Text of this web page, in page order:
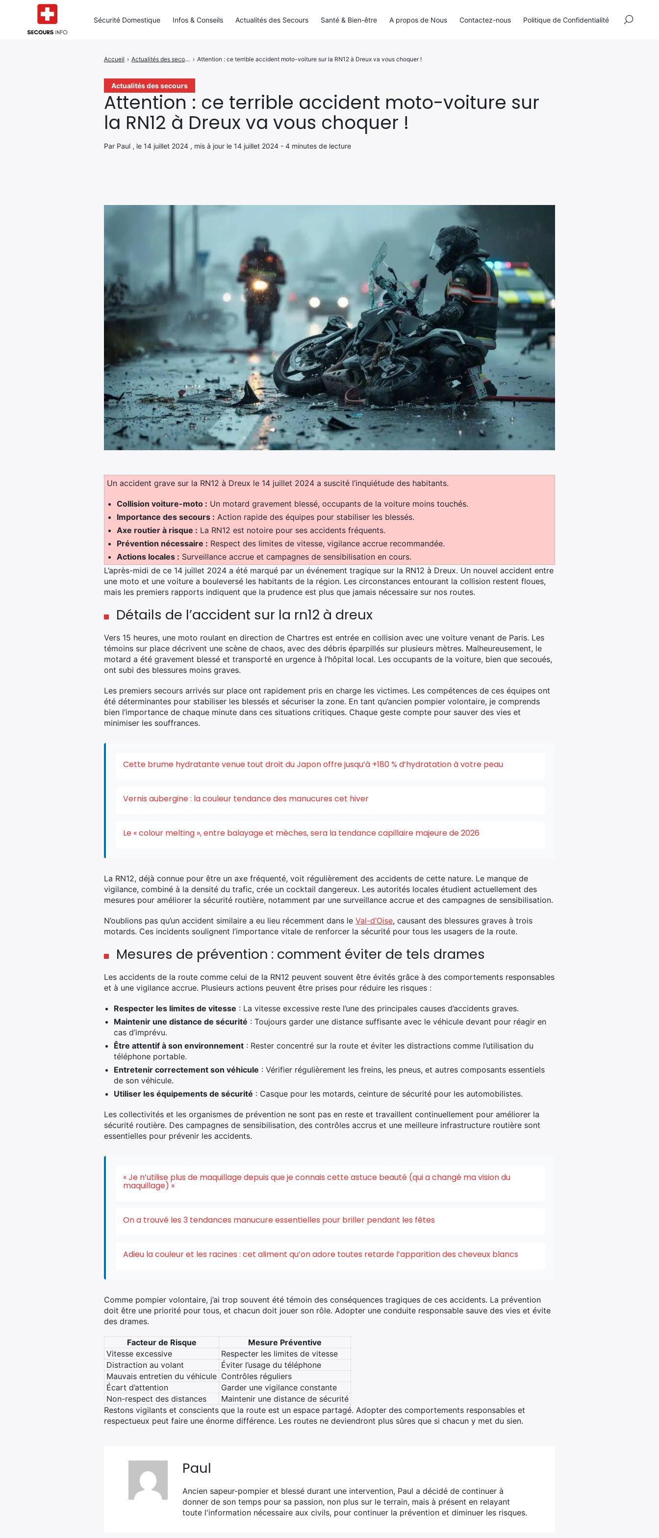
Actualités des secours
Attention : ce terrible accident moto-voiture sur
la RN12 à Dreux va vous choquer !
Par Paul , le 14 juillet 2024 , mis à jour le 14 juillet 2024 - 4 minutes de lecture
Accueil › Actualités des secours › Attention : ce terrible accident moto-voiture sur la RN12 à Dreux va vous choquer !
Un accident grave sur la RN12 à Dreux le 14 juillet 2024 a suscité l’inquiétude des habitants.
Collision voiture-moto : Un motard gravement blessé, occupants de la voiture moins touchés.
Importance des secours : Action rapide des équipes pour stabiliser les blessés.
Axe routier à risque : La RN12 est notoire pour ses accidents fréquents.
Prévention nécessaire : Respect des limites de vitesse, vigilance accrue recommandée.
Actions locales : Surveillance accrue et campagnes de sensibilisation en cours.
L’après-midi de ce 14 juillet 2024 a été marqué par un événement tragique sur la RN12 à Dreux. Un nouvel accident entre
une moto et une voiture a bouleversé les habitants de la région. Les circonstances entourant la collision restent floues,
mais les premiers rapports indiquent que la prudence est plus que jamais nécessaire sur nos routes.
Détails de l’accident sur la rn12 à dreux
Vers 15 heures, une moto roulant en direction de Chartres est entrée en collision avec une voiture venant de Paris. Les
témoins sur place décrivent une scène de chaos, avec des débris éparpillés sur plusieurs mètres. Malheureusement, le
motard a été gravement blessé et transporté en urgence à l’hôpital local. Les occupants de la voiture, bien que secoués,
ont subi des blessures moins graves.
Les premiers secours arrivés sur place ont rapidement pris en charge les victimes. Les compétences de ces équipes ont
été déterminantes pour stabiliser les blessés et sécuriser la zone. En tant qu’ancien pompier volontaire, je comprends
bien l’importance de chaque minute dans ces situations critiques. Chaque geste compte pour sauver des vies et
minimiser les souffrances.
Cette brume hydratante venue tout droit du Japon offre jusqu’à +180 % d’hydratation à votre peau
Vernis aubergine : la couleur tendance des manucures cet hiver
Le « colour melting », entre balayage et mèches, sera la tendance capillaire majeure de 2026
La RN12, déjà connue pour être un axe fréquenté, voit régulièrement des accidents de cette nature. Le manque de
vigilance, combiné à la densité du trafic, crée un cocktail dangereux. Les autorités locales étudient actuellement des
mesures pour améliorer la sécurité routière, notamment par une surveillance accrue et des campagnes de sensibilisation.
N’oublions pas qu’un accident similaire a eu lieu récemment dans le Val-d’Oise, causant des blessures graves à trois
motards. Ces incidents soulignent l’importance vitale de renforcer la sécurité pour tous les usagers de la route.
Mesures de prévention : comment éviter de tels drames
Les accidents de la route comme celui de la RN12 peuvent souvent être évités grâce à des comportements responsables
et à une vigilance accrue. Plusieurs actions peuvent être prises pour réduire les risques :
Respecter les limites de vitesse : La vitesse excessive reste l’une des principales causes d’accidents graves.
Maintenir une distance de sécurité : Toujours garder une distance suffisante avec le véhicule devant pour réagir en
cas d’imprévu.
Être attentif à son environnement : Rester concentré sur la route et éviter les distractions comme l’utilisation du
téléphone portable.
Entretenir correctement son véhicule : Vérifier régulièrement les freins, les pneus, et autres composants essentiels
de son véhicule.
Utiliser les équipements de sécurité : Casque pour les motards, ceinture de sécurité pour les automobilistes.
Les collectivités et les organismes de prévention ne sont pas en reste et travaillent continuellement pour améliorer la
sécurité routière. Des campagnes de sensibilisation, des contrôles accrus et une meilleure infrastructure routière sont
essentielles pour prévenir les accidents.
« Je n’utilise plus de maquillage depuis que je connais cette astuce beauté (qui a changé ma vision du
maquillage) »
On a trouvé les 3 tendances manucure essentielles pour briller pendant les fêtes
Adieu la couleur et les racines : cet aliment qu’on adore toutes retarde l’apparition des cheveux blancs
Comme pompier volontaire, j’ai trop souvent été témoin des conséquences tragiques de ces accidents. La prévention
doit être une priorité pour tous, et chacun doit jouer son rôle. Adopter une conduite responsable sauve des vies et évite
des drames.
Facteur de Risque
Mesure Préventive
Vitesse excessive
Respecter les limites de vitesse
Distraction au volant
Éviter l’usage du téléphone
Mauvais entretien du véhicule Contrôles réguliers
Écart d’attention
Garder une vigilance constante
Non-respect des distances
Maintenir une distance de sécurité
Restons vigilants et conscients que la route est un espace partagé. Adopter des comportements responsables et
respectueux peut faire une énorme différence. Les routes ne deviendront plus sûres que si chacun y met du sien.
Paul
Ancien sapeur-pompier et blessé durant une intervention, Paul a décidé de continuer à
donner de son temps pour sa passion, non plus sur le terrain, mais à présent en relayant
toute l'information nécessaire aux civils, pour continuer la prévention et diminuer les risques.
Sécurité Domestique Infos & Conseils Actualités des Secours Santé & Bien-être A propos de Nous Contactez-nous Politique de Confidentialité
Rechercher